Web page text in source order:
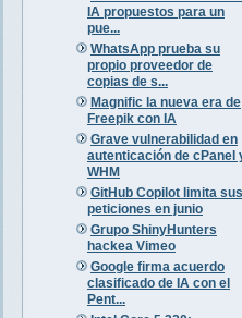
IA propuestos para un
pue...
WhatsApp prueba su
propio proveedor de
copias de s...
Magnific la nueva era de
Freepik con IA
Grave vulnerabilidad en
autenticación de cPanel
WHM
GitHub Copilot limita sus
peticiones en junio
Grupo ShinyHunters
hackea Vimeo
Google firma acuerdo
clasificado de IA con el
Pent...